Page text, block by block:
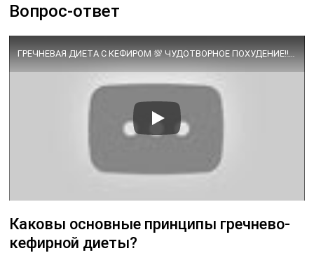
Вопрос-ответ
Каковы основные принципы гречнево-
кефирной диеты?